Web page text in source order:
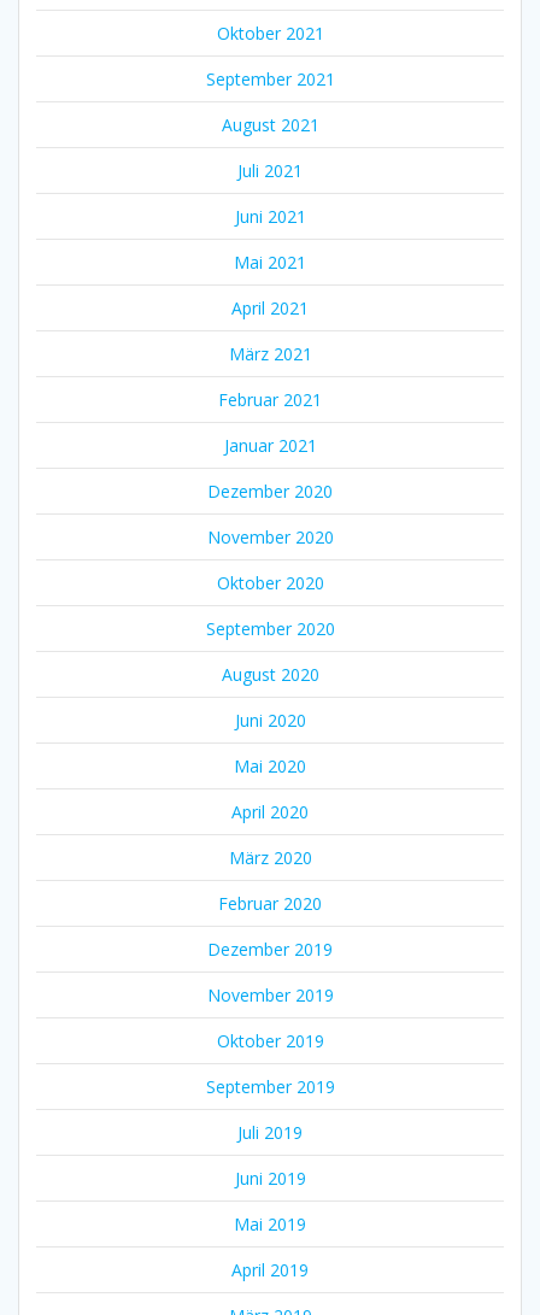
Oktober 2021
September 2021
August 2021
Juli 2021
Juni 2021
Mai 2021
April 2021
März 2021
Februar 2021
Januar 2021
Dezember 2020
November 2020
Oktober 2020
September 2020
August 2020
Juni 2020
Mai 2020
April 2020
März 2020
Februar 2020
Dezember 2019
November 2019
Oktober 2019
September 2019
Juli 2019
Juni 2019
Mai 2019
April 2019